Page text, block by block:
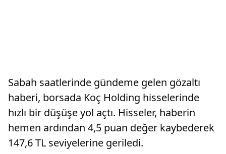
Sabah saatlerinde gündeme gelen gözaltı
haberi, borsada Koç Holding hisselerinde
hızlı bir düşüşe yol açtı. Hisseler, haberin
hemen ardından 4,5 puan değer kaybederek
147,6 TL seviyelerine geriledi.